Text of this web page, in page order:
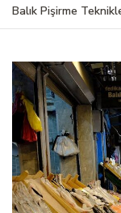
Balık Pişirme